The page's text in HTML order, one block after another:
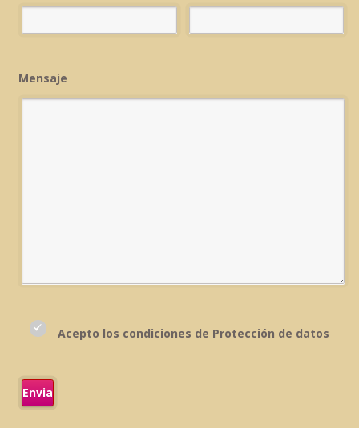
Mensaje
Acepto los condiciones de Protección de datos